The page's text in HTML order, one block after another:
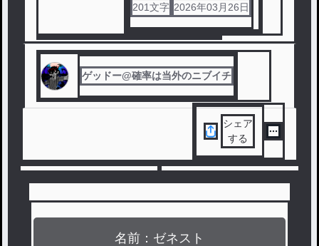
201文字 2026年03月26日
#yu.nnの星屑あつめ #参加型 #レマの参加型
ゲッドー@確率は当外のニブイチ
シェア
する
名前：ゼネスト